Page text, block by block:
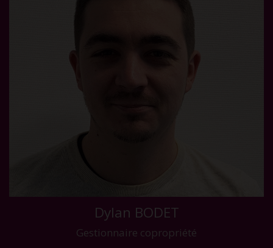
Dylan BODET
Gestionnaire copropriété